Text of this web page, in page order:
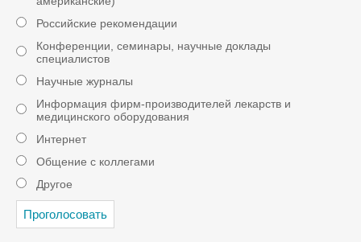
Российские рекомендации
Конференции, семинары, научные доклады
специалистов
Научные журналы
Информация фирм-производителей лекарств и
медицинского оборудования
Интернет
Общение с коллегами
Другое